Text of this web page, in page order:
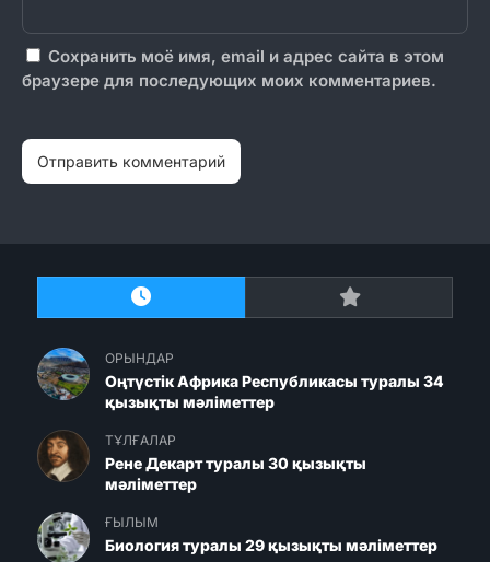
Сохранить моё имя, email и адрес сайта в этом
браузере для последующих моих комментариев.
ОРЫНДАР
Оңтүстік Африка Республикасы туралы 34
қызықты мәліметтер
ТҰЛҒАЛАР
Рене Декарт туралы 30 қызықты
мәліметтер
ҒЫЛЫМ
Биология туралы 29 қызықты мәліметтер